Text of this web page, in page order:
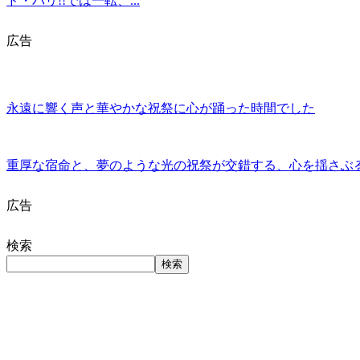
広告
永遠に響く声と華やかな祝祭に心が踊った時間でした
重厚な宿命と、夢のような光の祝祭が交錯する、心を揺さぶ
広告
検索
検索